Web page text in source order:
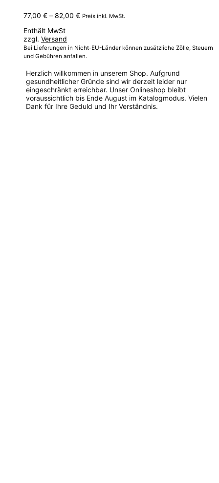
77,00 € – 82,00 €Preisspanne:
Preis inkl. MwSt.
Enthält MwSt
zzgl. Versand
Bei Lieferungen in Nicht-EU-Länder können zusätzliche Zölle, Steuern
und Gebühren anfallen.
Herzlich willkommen in unserem Shop. Aufgrund
gesundheitlicher Gründe sind wir derzeit leider nur
eingeschränkt erreichbar. Unser Onlineshop bleibt
voraussichtlich bis Ende August im Katalogmodus. Vielen
Dank für Ihre Geduld und Ihr Verständnis.